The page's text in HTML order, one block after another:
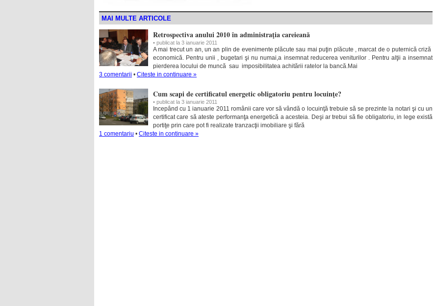
MAI MULTE ARTICOLE
Retrospectiva anului 2010 în administraţia careieană
• publicat la 3 ianuarie 2011
A mai trecut un an, un an plin de evenimente plăcute sau mai puţin plăcute , marcat de o puternică criză
economică. Pentru unii , bugetari şi nu numai,a insemnat reducerea veniturilor . Pentru alţii a insemnat
pierderea locului de muncă sau imposibilitatea achitării ratelor la bancă.Mai
3 comentarii • Citeste in continuare »
Cum scapi de certificatul energetic obligatoriu pentru locuinţe?
• publicat la 3 ianuarie 2011
Incepând cu 1 ianuarie 2011 românii care vor să vândă o locuinţă trebuie să se prezinte la notari şi cu un
certificat care să ateste performanţa energetică a acesteia. Deşi ar trebui să fie obligatoriu, in lege există
portiţe prin care pot fi realizate tranzacţii imobiliare şi fără
1 comentariu • Citeste in continuare »